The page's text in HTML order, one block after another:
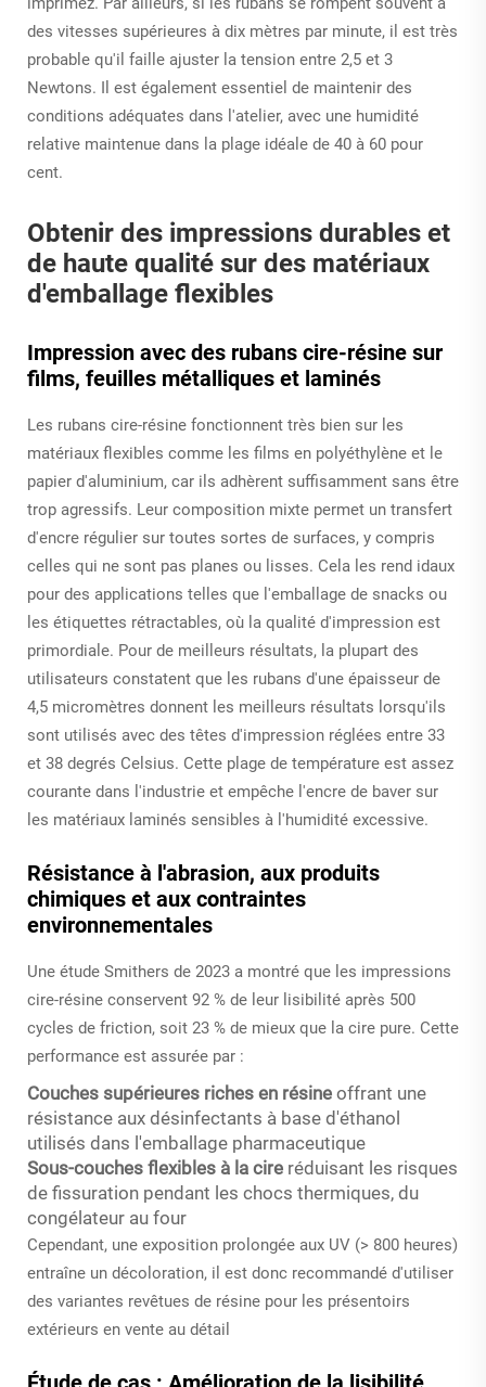
des vitesses supérieures à dix mètres par minute, il est très
probable qu'il faille ajuster la tension entre 2,5 et 3
Newtons. Il est également essentiel de maintenir des
conditions adéquates dans l'atelier, avec une humidité
relative maintenue dans la plage idéale de 40 à 60 pour
cent.
Obtenir des impressions durables et
de haute qualité sur des matériaux
d'emballage flexibles
Impression avec des rubans cire-résine sur
films, feuilles métalliques et laminés
Les rubans cire-résine fonctionnent très bien sur les
matériaux flexibles comme les films en polyéthylène et le
papier d'aluminium, car ils adhèrent suffisamment sans être
trop agressifs. Leur composition mixte permet un transfert
d'encre régulier sur toutes sortes de surfaces, y compris
celles qui ne sont pas planes ou lisses. Cela les rend idaux
pour des applications telles que l'emballage de snacks ou
les étiquettes rétractables, où la qualité d'impression est
primordiale. Pour de meilleurs résultats, la plupart des
utilisateurs constatent que les rubans d'une épaisseur de
4,5 micromètres donnent les meilleurs résultats lorsqu'ils
sont utilisés avec des têtes d'impression réglées entre 33
et 38 degrés Celsius. Cette plage de température est assez
courante dans l'industrie et empêche l'encre de baver sur
les matériaux laminés sensibles à l'humidité excessive.
Résistance à l'abrasion, aux produits
chimiques et aux contraintes
environnementales
Une étude Smithers de 2023 a montré que les impressions
cire-résine conservent 92 % de leur lisibilité après 500
cycles de friction, soit 23 % de mieux que la cire pure. Cette
performance est assurée par :
Couches supérieures riches en résine offrant une
résistance aux désinfectants à base d'éthanol
utilisés dans l'emballage pharmaceutique
Sous-couches flexibles à la cire réduisant les risques
de fissuration pendant les chocs thermiques, du
congélateur au four
Cependant, une exposition prolongée aux UV (> 800 heures)
entraîne un décoloration, il est donc recommandé d'utiliser
des variantes revêtues de résine pour les présentoirs
extérieurs en vente au détail